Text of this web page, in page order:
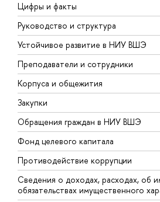
Цифры и факты
Руководство и структура
Устойчивое развитие в НИУ ВШЭ
Преподаватели и сотрудники
Корпуса и общежития
Закупки
Обращения граждан в НИУ ВШЭ
Фонд целевого капитала
Противодействие коррупции
Сведения о доходах, расходах, об
обязательствах имущественного